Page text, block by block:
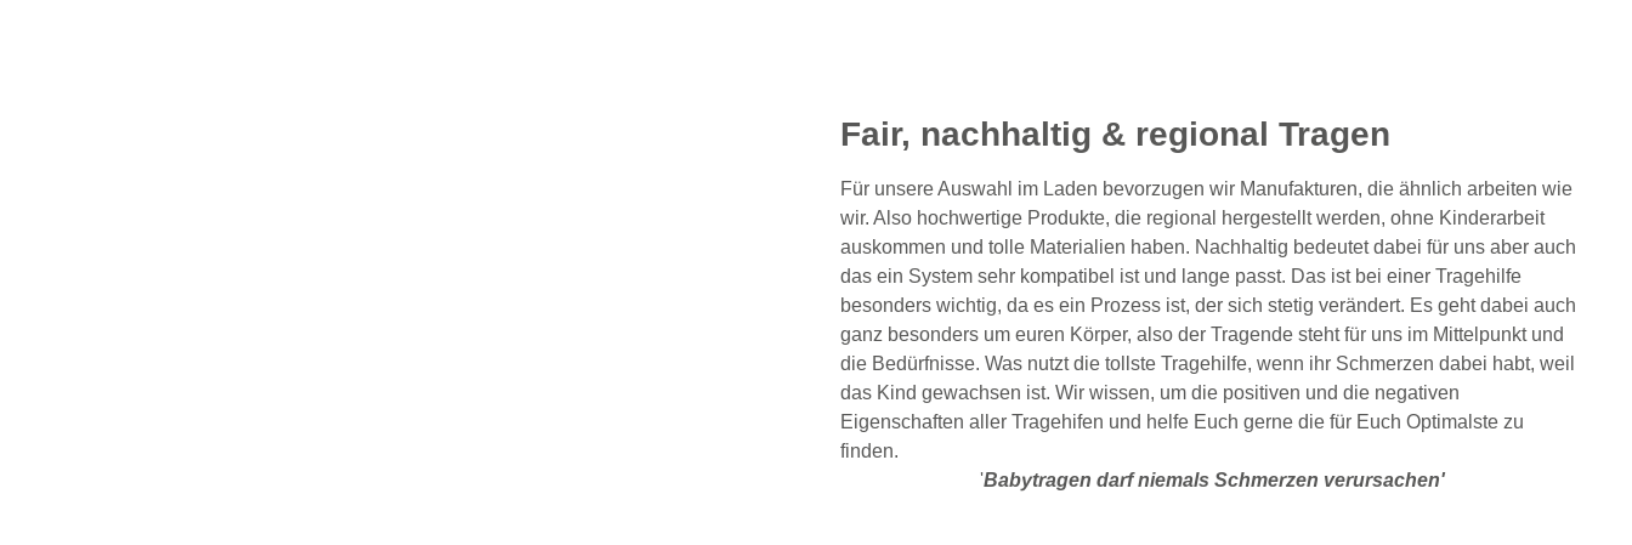
Fair, nachhaltig & regional Tragen
Für unsere Auswahl im Laden bevorzugen wir Manufakturen, die ähnlich arbeiten wie
wir. Also hochwertige Produkte, die regional hergestellt werden, ohne Kinderarbeit
auskommen und tolle Materialien haben. Nachhaltig bedeutet dabei für uns aber auch
das ein System sehr kompatibel ist und lange passt. Das ist bei einer Tragehilfe
besonders wichtig, da es ein Prozess ist, der sich stetig verändert. Es geht dabei auch
ganz besonders um euren Körper, also der Tragende steht für uns im Mittelpunkt und
die Bedürfnisse. Was nutzt die tollste Tragehilfe, wenn ihr Schmerzen dabei habt, weil
das Kind gewachsen ist. Wir wissen, um die positiven und die negativen
Eigenschaften aller Tragehifen und helfe Euch gerne die für Euch Optimalste zu
finden.
'Babytragen darf niemals Schmerzen verursachen'